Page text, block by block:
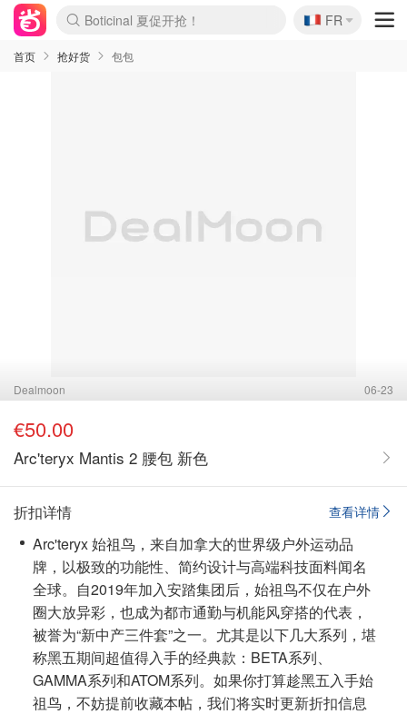
Boticinal 夏促开抢！
4折！lulu周四疯狂上新
还没结束！&OtherStories大促
Joybuy变相75折 随时失效
速领！Stanley独家85折
疑似霸哥！Camper额外叠85折
Zalando 奥莱闪促！每日更新
Moncler反季囤！5折起+叠9折
Coach Brooklyn仅€192
🇫🇷
FR
首页 抢好货 包包
Dealmoon 06-23
€50.00
Arc'teryx Mantis 2 腰包 新色
查看详情
折扣详情
Arc'teryx 始祖鸟，来自加拿大的世界级户外运动品
牌，以极致的功能性、简约设计与高端科技面料闻名
全球。自2019年加入安踏集团后，始祖鸟不仅在户外
圈大放异彩，也成为都市通勤与机能风穿搭的代表，
被誉为“新中产三件套”之一。尤其是以下几大系列，堪
称黑五期间超值得入手的经典款：BETA系列、
GAMMA系列和ATOM系列。如果你打算趁黑五入手始
祖鸟，不妨提前收藏本帖，我们将实时更新折扣信息